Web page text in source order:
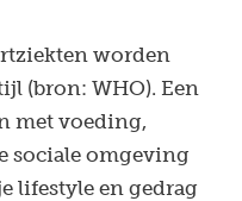
worden
(bron: WHO). Een
met voeding,
sociale omgeving
lifestyle en gedrag